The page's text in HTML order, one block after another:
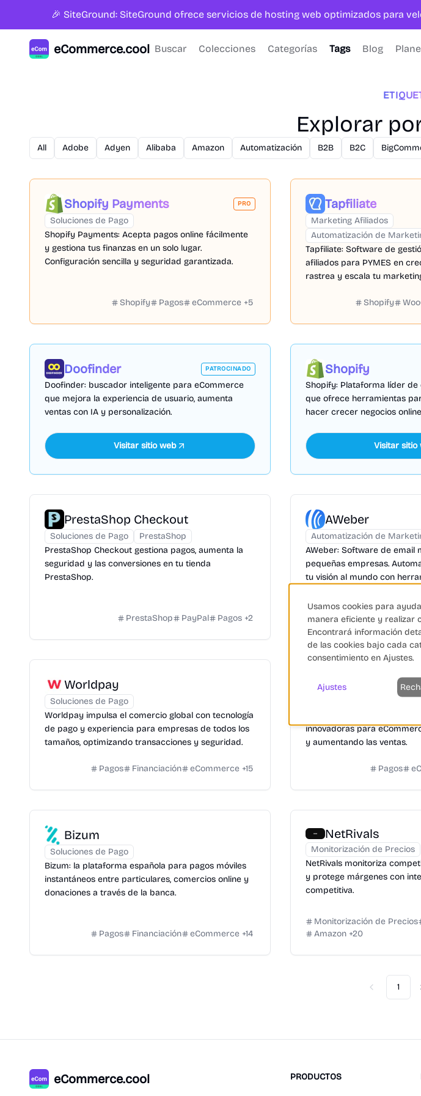
🎉 SiteGround: SiteGround ofrece servicios de hosting web optimizados para
eCommerce.cool Buscar Colecciones Categorías Tags Blog
Explorar
All Adobe Adyen Alibaba Amazon Automatización B2B B2C
Shopify Payments PRO
Soluciones de Pago
Shopify Payments: Acepta pagos online fácilmente
y gestiona tus finanzas en un solo lugar.
Configuración sencilla y seguridad garantizada.
Shopify Pagos eCommerce +5
Tapfiliate
Marketing Afiliados
Automatización de
Tapfiliate: Software de
afiliados para PYMES en
rastrea y escala tu
Shopify
Doofinder PATROCINADO
Doofinder: buscador inteligente para eCommerce
que mejora la experiencia de usuario, aumenta
ventas con IA y personalización.
Visitar sitio web
Shopify
Shopify: Plataforma líder
que ofrece herramientas
hacer crecer negocios
Visitar sitio
PrestaShop Checkout
Soluciones de Pago
PrestaShop
PrestaShop Checkout gestiona pagos, aumenta la
seguridad y las conversiones en tu tienda
PrestaShop.
PrestaShop PayPal Pagos +2
AWeber
Automatización de
AWeber: Software de email
pequeñas empresas.
tu visión al mundo con
Automatización
+7
Worldpay
Soluciones de Pago
Worldpay impulsa el comercio global con tecnología
de pago y experiencia para empresas de todos los
tamaños, optimizando transacciones y seguridad.
Pagos Financiación eCommerce +15
Lyra España
innovadoras para
y aumentando las ventas.
Pagos
Bizum
Soluciones de Pago
Bizum: la plataforma española para pagos móviles
instantáneos entre particulares, comercios online y
donaciones a través de la banca.
Pagos Financiación eCommerce +14
NetRivals
Monitorización de Precios
NetRivals monitoriza
y protege márgenes con
competitiva.
Monitorización de Precios
Amazon +20
Previous
1
eCommerce.cool PRODUCTOS
Usamos cookies para
manera eficiente y realizar
Encontrará información
de las cookies bajo cada
consentimiento en Ajustes.
Ajustes